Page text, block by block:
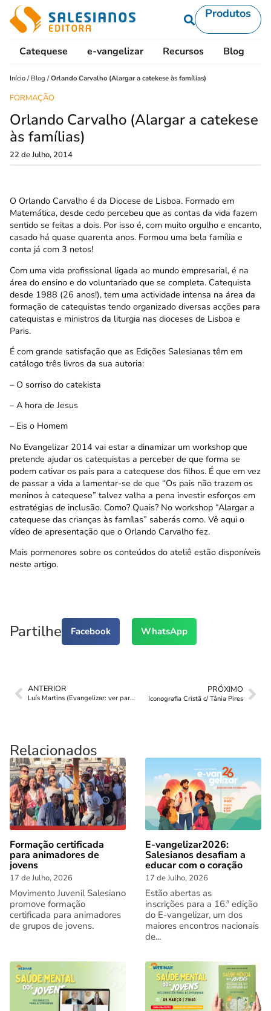
Produtos
Catequese e-vangelizar Recursos Blog
Início / Blog /Orlando Carvalho (Alargar a catekese às famílias)
FORMAÇÃO
Orlando Carvalho (Alargar a catekese
às famílias)
22 de Julho, 2014
O Orlando Carvalho é da Diocese de Lisboa. Formado em
Matemática, desde cedo percebeu que as contas da vida fazem
sentido se feitas a dois. Por isso é, com muito orgulho e encanto,
casado há quase quarenta anos. Formou uma bela família e
conta já com 3 netos!
Com uma vida profissional ligada ao mundo empresarial, é na
área do ensino e do voluntariado que se completa. Catequista
desde 1988 (26 anos!), tem uma actividade intensa na área da
formação de catequistas tendo organizado diversas acções para
catequistas e ministros da liturgia nas dioceses de Lisboa e
Paris.
É com grande satisfação que as Edições Salesianas têm em
catálogo três livros da sua autoria:
– O sorriso do catekista
–A hora de Jesus
– Eis o Homem
No Evangelizar 2014 vai estar a dinamizar um workshop que
pretende ajudar os catequistas a perceber de que forma se
podem cativar os pais para a catequese dos filhos. É que em vez
de passar a vida a lamentar-se de que “Os pais não trazem os
meninos à catequese” talvez valha a pena investir esforços em
estratégias de inclusão. Como? Quais? No workshop “Alargar a
catequese das crianças às famílas” saberás como. Vê aqui o
vídeo de apresentação que o Orlando Carvalho fez.
Mais pormenores sobre os conteúdos do ateliê estão disponíveis
neste artigo.
Partilhe Facebook WhatsApp
ANTERIOR
Luís Martins (Evangelizar: ver para além d’olhar)
PRÓXIMO
Iconografia Cristã c/ Tânia Pires
Relacionados
Formação certificada
para animadores de
jovens
17 de Julho, 2026
Movimento Juvenil Salesiano
promove formação
certificada para animadores
de grupos de jovens.
E-vangelizar2026:
Salesianos desafiam a
educar com o coração
17 de Julho, 2026
Estão abertas as
inscrições para a 16.ª edição
do E-vangelizar, um dos
maiores encontros nacionais
de...